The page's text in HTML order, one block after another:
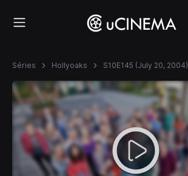
Séries Hollyoaks S10E145 (July 20, 2004)